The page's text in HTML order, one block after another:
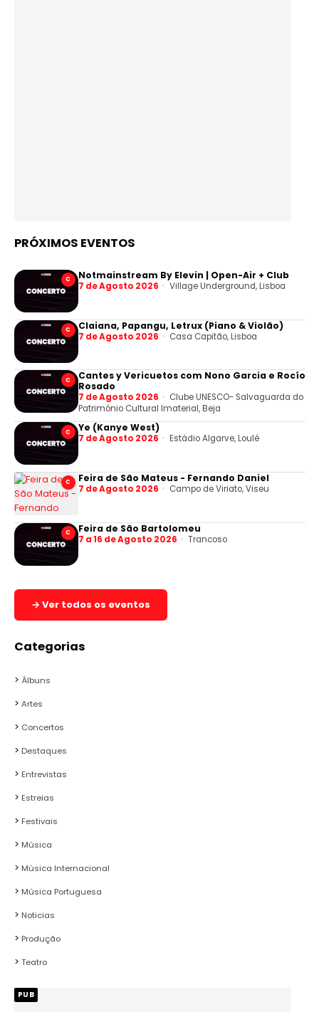
PRÓXIMOS EVENTOS
C Notmainstream By Elevin | Open-Air + Club
7 de Agosto 2026 Village Underground, Lisboa
C Claiana, Papangu, Letrux (Piano & Violão)
7 de Agosto 2026 Casa Capitão, Lisboa
C
Cantes y Vericuetos com Nono Garcia e Rocío
Rosado
7 de Agosto 2026
Clube UNESCO- Salvaguarda do
Património Cultural Imaterial, Beja
C Ye (Kanye West)
7 de Agosto 2026 Estádio Algarve, Loulé
C Feira de São Mateus - Fernando Daniel
7 de Agosto 2026 Campo de Viriato, Viseu
C Feira de São Bartolomeu
7 a 16 de Agosto 2026 Trancoso
→ Ver todos os eventos
Categorias
Álbuns
Artes
Concertos
Destaques
Entrevistas
Estreias
Festivais
Música
Música Internacional
Música Portuguesa
Noticias
Produção
Teatro
PUB